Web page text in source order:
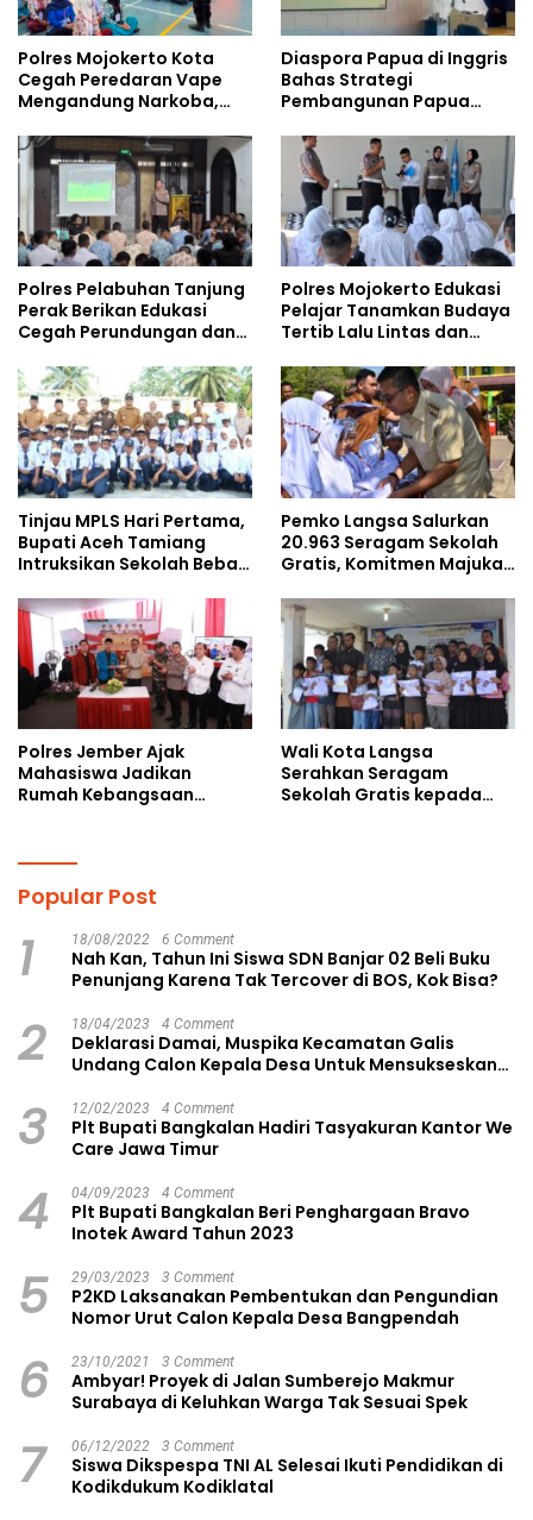
Polres Mojokerto Kota
Cegah Peredaran Vape
Mengandung Narkoba,
Kalangan Remaja
Diaspora Papua di Inggris
Bahas Strategi
Pembangunan Papua
Doktoral Internasional
Polres Pelabuhan Tanjung
Perak Berikan Edukasi
Cegah Perundungan dan
kepada Pelajar MPLS
Polres Mojokerto Edukasi
Pelajar Tanamkan Budaya
Tertib Lalu Lintas dan
Tinjau MPLS Hari Pertama,
Bupati Aceh Tamiang
Intruksikan Sekolah Bebas
Pemko Langsa Salurkan
20.963 Seragam Sekolah
Gratis, Komitmen Majukan
Polres Jember Ajak
Mahasiswa Jadikan
Rumah Kebangsaan
Wali Kota Langsa
Serahkan Seragam
Sekolah Gratis kepada
Popular Post
1 18/08/2022 6 Comment
Nah Kan, Tahun Ini Siswa SDN Banjar 02 Beli Buku
Penunjang Karena Tak Tercover di BOS, Kok Bisa?
2 18/04/2023 4 Comment
Deklarasi Damai, Muspika Kecamatan Galis
Undang Calon Kepala Desa Untuk Mensukseskan
3 12/02/2023 4 Comment
Plt Bupati Bangkalan Hadiri Tasyakuran Kantor We
Care Jawa Timur
4 04/09/2023 4 Comment
Plt Bupati Bangkalan Beri Penghargaan Bravo
Inotek Award Tahun 2023
5 29/03/2023 3 Comment
P2KD Laksanakan Pembentukan dan Pengundian
Nomor Urut Calon Kepala Desa Bangpendah
6 23/10/2021 3 Comment
Ambyar! Proyek di Jalan Sumberejo Makmur
Surabaya di Keluhkan Warga Tak Sesuai Spek
7 06/12/2022 3 Comment
Siswa Dikspespa TNI AL Selesai Ikuti Pendidikan di
Kodikdukum Kodiklatal